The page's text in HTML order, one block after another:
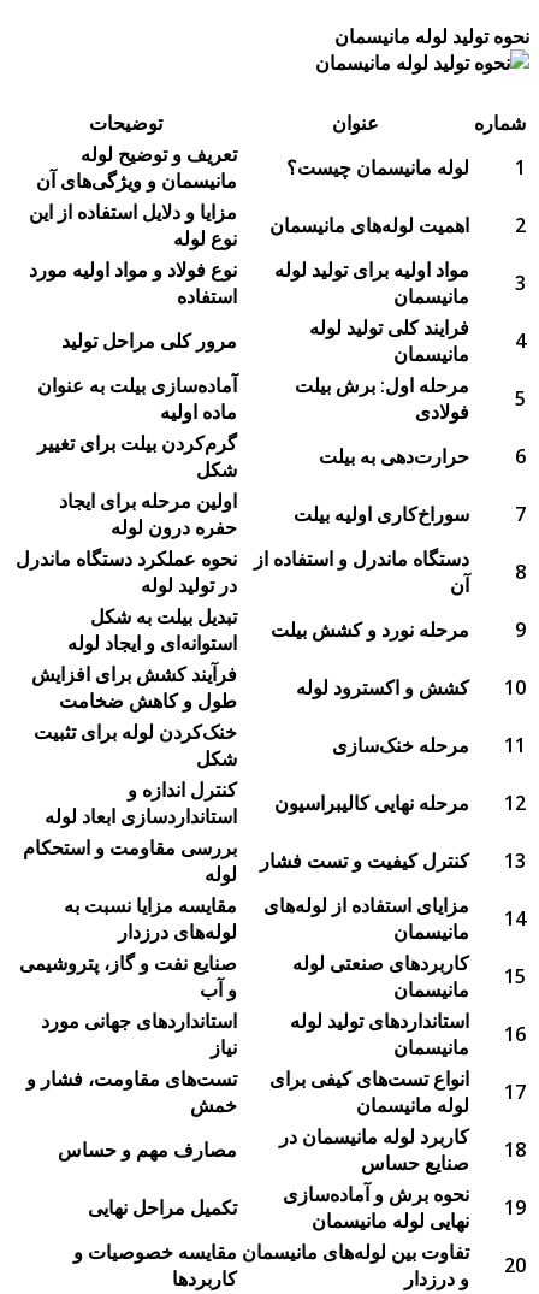
نحوه تولید لوله مانیسمان
شماره عنوان
توضیحات
1
لوله مانیسمان چیست؟
تعریف و توضیح لوله
مانیسمان و ویژگی‌های آن
2
اهمیت لوله‌های مانیسمان
مزایا و دلایل استفاده از این
نوع لوله
3
مواد اولیه برای تولید لوله
مانیسمان
نوع فولاد و مواد اولیه مورد
استفاده
4
فرایند کلی تولید لوله
مانیسمان
مرور کلی مراحل تولید
5
مرحله اول: برش بیلت
فولادی
آماده‌سازی بیلت به عنوان
ماده اولیه
6
حرارت‌دهی به بیلت
گرم‌کردن بیلت برای تغییر
شکل
7
سوراخ‌کاری اولیه بیلت
اولین مرحله برای ایجاد
حفره درون لوله
8
دستگاه ماندرل و استفاده از
آن
نحوه عملکرد دستگاه ماندرل
در تولید لوله
9
مرحله نورد و کشش بیلت
تبدیل بیلت به شکل
استوانه‌ای و ایجاد لوله
10
کشش و اکسترود لوله
فرآیند کشش برای افزایش
طول و کاهش ضخامت
11
مرحله خنک‌سازی
خنک‌کردن لوله برای تثبیت
شکل
12
مرحله نهایی کالیبراسیون
کنترل اندازه و
استانداردسازی ابعاد لوله
13
کنترل کیفیت و تست فشار
بررسی مقاومت و استحکام
لوله
14
مزایای استفاده از لوله‌های
مانیسمان
مقایسه مزایا نسبت به
لوله‌های درزدار
15
کاربردهای صنعتی لوله
مانیسمان
صنایع نفت و گاز، پتروشیمی
و آب
16
استانداردهای تولید لوله
مانیسمان
استانداردهای جهانی مورد
نیاز
17
انواع تست‌های کیفی برای
لوله مانیسمان
تست‌های مقاومت، فشار و
خمش
18
کاربرد لوله مانیسمان در
صنایع حساس
مصارف مهم و حساس
19
نحوه برش و آماده‌سازی
نهایی لوله مانیسمان
تکمیل مراحل نهایی
20
تفاوت بین لوله‌های مانیسمان
و درزدار
مقایسه خصوصیات و
کاربردها